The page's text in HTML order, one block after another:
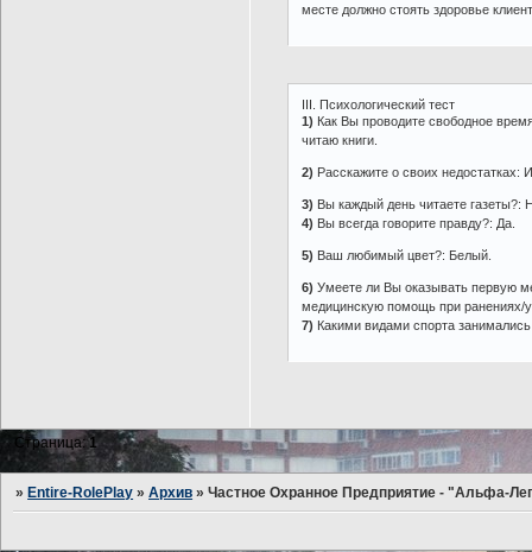
месте должно стоять здоровье
III. Психологический тест
1) Как Вы проводите свободное
читаю книги.
2) Расскажите о своих недостатках:
3) Вы каждый день читаете газеты?:
4) Вы всегда говорите правду?: Да.
5) Ваш любимый цвет?: Белый.
6) Умеете ли Вы оказывать первую
медицинскую помощь при ранениях/
7) Какими видами спорта
Страница:1
» Entire-RolePlay »Архив »Частное Охранное Предприятие - "Альфа-